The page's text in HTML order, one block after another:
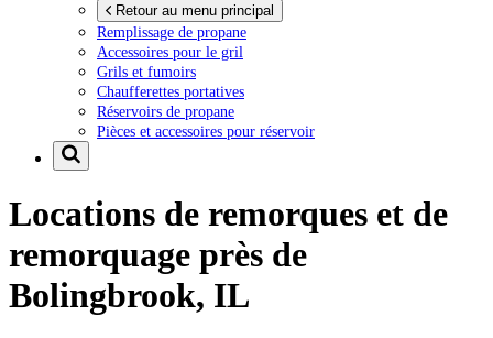
Retour au menu principal
Remplissage de propane
Accessoires pour le gril
Grils et fumoirs
Chaufferettes portatives
Réservoirs de propane
Pièces et accessoires pour réservoir
Locations de remorques et de
remorquage près de
Bolingbrook, IL